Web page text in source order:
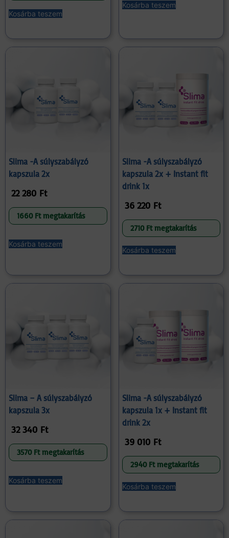
Kosárba teszem
Kosárba teszem
Slima -A súlyszabályzó
kapszula 2x
22 280 Ft
1660 Ft megtakarítás
Kosárba teszem
Slima -A súlyszabályzó
kapszula 2x + Instant fit
drink 1x
36 220 Ft
2710 Ft megtakarítás
Kosárba teszem
Slima – A súlyszabályzó
kapszula 3x
32 340 Ft
3570 Ft megtakarítás
Kosárba teszem
Slima -A súlyszabályzó
kapszula 1x + Instant fit
drink 2x
39 010 Ft
2940 Ft megtakarítás
Kosárba teszem